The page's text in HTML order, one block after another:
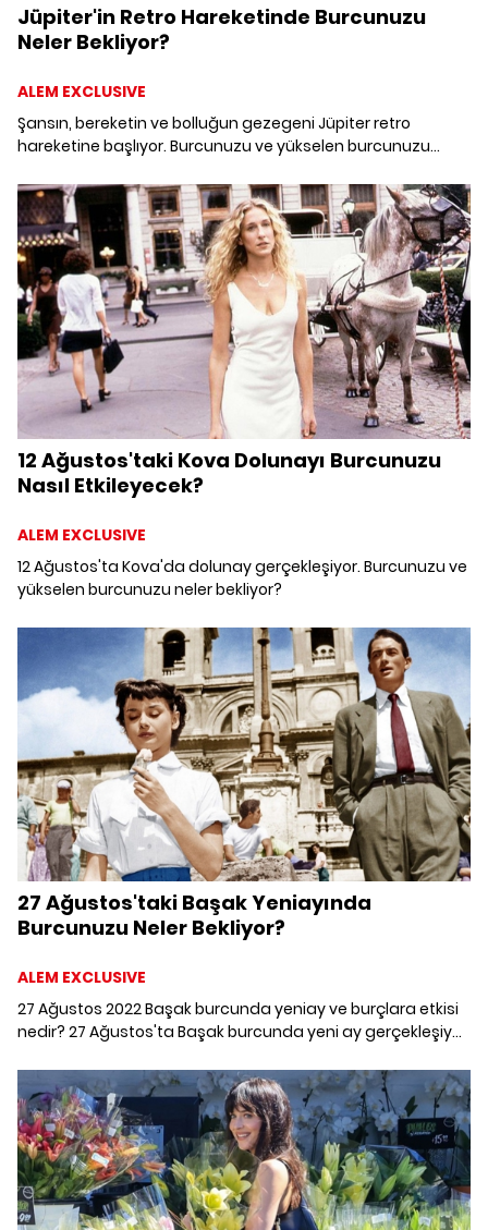
Jüpiter'in Retro Hareketinde Burcunuzu
Neler Bekliyor?
ALEM EXCLUSIVE
Şansın, bereketin ve bolluğun gezegeni Jüpiter retro
hareketine başlıyor. Burcunuzu ve yükselen burcunuzu
12 Ağustos'taki Kova Dolunayı Burcunuzu
Nasıl Etkileyecek?
ALEM EXCLUSIVE
12 Ağustos'ta Kova'da dolunay gerçekleşiyor. Burcunuzu ve
yükselen burcunuzu neler bekliyor?
27 Ağustos'taki Başak Yeniayında
Burcunuzu Neler Bekliyor?
ALEM EXCLUSIVE
27 Ağustos 2022 Başak burcunda yeniay ve burçlara etkisi
nedir? 27 Ağustos'ta Başak burcunda yeni ay gerçekleşiyor.